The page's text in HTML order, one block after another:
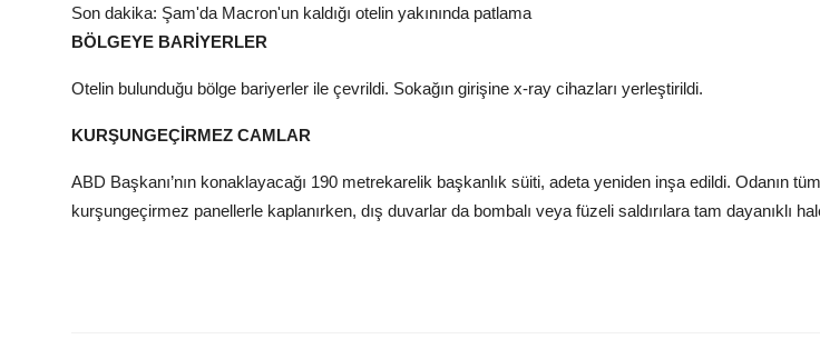
Son dakika: Şam'da Macron'un kaldığı otelin yakınında patlama
BÖLGEYE BARİYERLER
Otelin bulunduğu bölge bariyerler ile çevrildi. Sokağın girişine x-ray cihazları yerleştirildi.
KURŞUNGEÇİRMEZ CAMLAR
ABD Başkanı’nın konaklayacağı 190 metrekarelik başkanlık süiti, adeta yeniden inşa edildi. Odanın
kurşungeçirmez panellerle kaplanırken, dış duvarlar da bombalı veya füzeli saldırılara tam dayanıklı